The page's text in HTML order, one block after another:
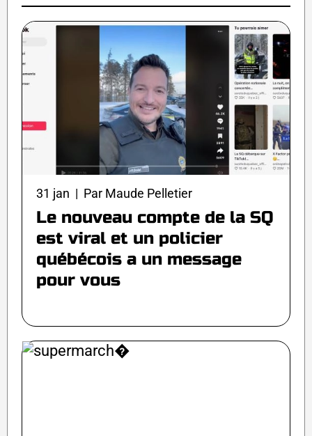
31 jan | Par Maude Pelletier
Le nouveau compte de la SQ
est viral et un policier
québécois a un message
pour vous